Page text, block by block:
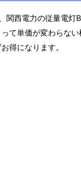
関西電力の従量電灯
て単価が変わらな
得になります。